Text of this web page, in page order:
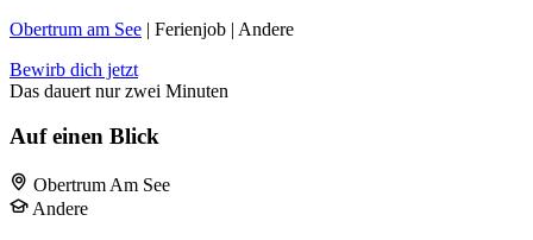
Obertrum am See | Ferienjob | Andere
Bewirb dich jetzt
Das dauert nur zwei Minuten
Auf einen Blick
Obertrum Am See
Andere